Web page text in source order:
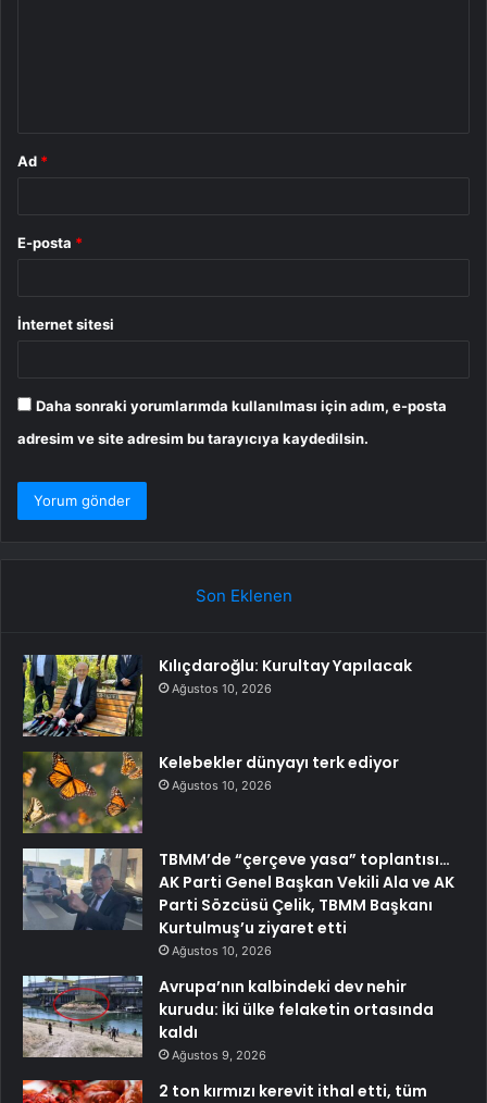
Ad *
E-posta *
İnternet sitesi
Daha sonraki yorumlarımda kullanılması için adım, e-posta
adresim ve site adresim bu tarayıcıya kaydedilsin.
Son Eklenen
Kılıçdaroğlu: Kurultay Yapılacak
Ağustos 10, 2026
Kelebekler dünyayı terk ediyor
Ağustos 10, 2026
TBMM’de “çerçeve yasa” toplantısı…
AK Parti Genel Başkan Vekili Ala ve AK
Parti Sözcüsü Çelik, TBMM Başkanı
Kurtulmuş’u ziyaret etti
Ağustos 10, 2026
Avrupa’nın kalbindeki dev nehir
kurudu: İki ülke felaketin ortasında
kaldı
Ağustos 9, 2026
2 ton kırmızı kerevit ithal etti, tüm